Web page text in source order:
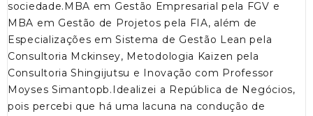
sociedade.MBA em Gestão Empresarial pela FGV e
MBA em Gestão de Projetos pela FIA, além de
Especializações em Sistema de Gestão Lean pela
Consultoria Mckinsey, Metodologia Kaizen pela
Consultoria Shingijutsu e Inovação com Professor
Moyses Simantopb.Idealizei a República de Negócios,
pois percebi que há uma lacuna na condução de